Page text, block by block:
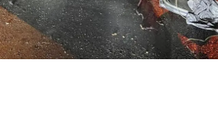
Trabzon
Tunceli